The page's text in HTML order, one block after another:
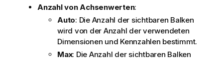
Anzahl von Achsenwerten:
Auto: Die Anzahl der sichtbaren Balken
wird von der Anzahl der verwendeten
Dimensionen und Kennzahlen bestimmt.
Max: Die Anzahl der sichtbaren Balken